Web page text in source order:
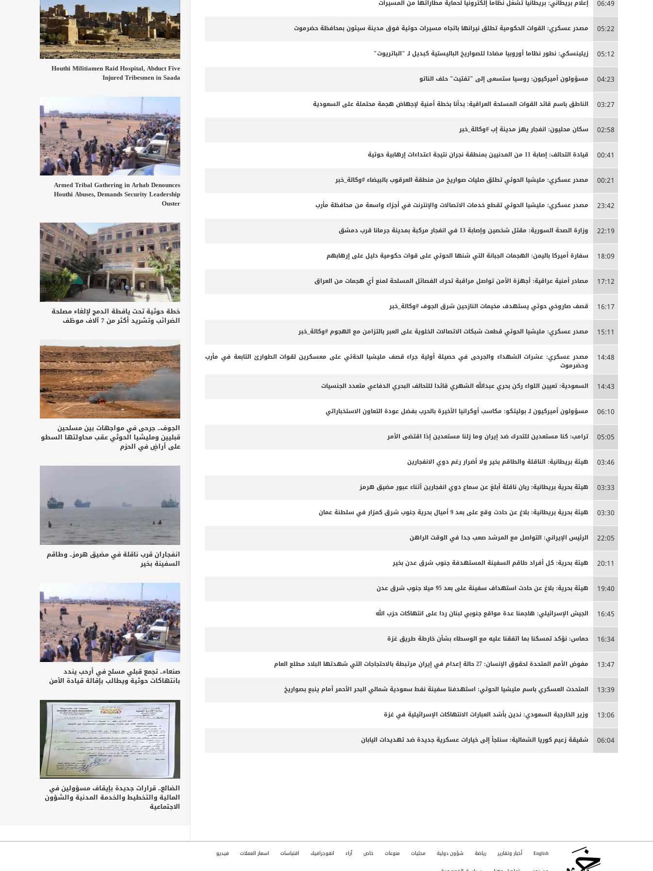
06:49 إعلام بريطاني: بريطانيا تشغل نظاما إلكترونيا لحماية مطاراتها من المسيرات
05:22 مصدر عسكري: القوات الحكومية تطلق نيرانها باتجاه مسيرات حوثية فوق مدينة سيئون بمحافظة حضرموت
05:12 زيلينسكي: نطور نظاما أوروبيا مضادا للصواريخ الباليستية كبديل لـ "الباتريوت"
04:23 مسؤولون أميركيون: روسيا ستسعى إلى "تفتيت" حلف الناتو
03:27 الناطق باسم قائد القوات المسلحة العراقية: بدأنا بخطة أمنية لإجهاض هجمة محتملة على السعودية
02:58 سكان محليون: انفجار يهز مدينة إب #وكالة_خبر
00:41 قيادة التحالف: إصابة 11 من المدنيين بمنطقة نجران نتيجة اعتداءات إرهابية حوثية
00:21 مصدر عسكري: مليشيا الحوثي تطلق صليات صواريخ من منطقة العرقوب بالبيضاء #وكالة_خبر
23:42 مصدر عسكري: مليشيا الحوثي تقطع خدمات الاتصالات والإنترنت في أجزاء واسعة من محافظة مأرب
22:19 وزارة الصحة السورية: مقتل شخصين وإصابة 13 في انفجار مركبة بمدينة جرمانا قرب دمشق
18:09 سفارة أميركا باليمن: الهجمات الجبانة التي شنها الحوثي على قوات حكومية دليل على إرهابهم
17:12 مصادر أمنية عراقية: أجهزة الأمن تواصل مراقبة تحرك الفصائل المسلحة لمنع أي هجمات من العراق
16:17 قصف صاروخي حوثي يستهدف مخيمات النازحين شرق الجوف #وكالة_خبر
15:11 مصدر عسكري: مليشيا الحوثي قطعت شبكات الاتصالات الخلوية على العبر بالتزامن مع الهجوم #وكالة_خبر
14:48
مصدر عسكري: عشرات الشهداء والجرحى ‏في حصيلة أولية جراء قصف مليشيا الحةثي على معسكرين لقوات الطوارئ التابعة في مأرب
وحضرموت
14:43 السعودية: تعيين اللواء ركن بحري عبدالله الشهري قائدا للتحالف البحري الدفاعي متعدد الجنسيات
06:10 مسؤولون أميركيون لـ بوليتكو: مكاسب أوكرانيا الأخيرة بالحرب بفضل عودة التعاون الاستخباراتي
05:05 ترامب: كنا مستعدين للتحرك ضد إيران وما زلنا مستعدين إذا اقتضى الأمر
03:46 هيئة بريطانية: الناقلة والطاقم بخير ولا أضرار رغم دوي الانفجارين
03:33 هيئة بحرية بريطانية: ربان ناقلة أبلغ عن سماع دوي انفجارين أثناء عبور مضيق هرمز
03:30 هيئة بحرية بريطانية: بلاغ عن حادث وقع على بعد 9 أميال بحرية جنوب شرق كمزار في سلطنة عمان
22:05 الرئيس الإيراني: التواصل مع المرشد صعب جدا في الوقت الراهن
20:11 هيئة بحرية: كل أفراد طاقم السفينة المستهدفة جنوب شرق عدن بخير
19:40 هيئة بحرية: بلاغ عن حادث استهداف سفينة على بعد 95 ميلا جنوب شرق عدن
16:45 الجيش الإسرائيلي: هاجمنا عدة مواقع جنوبي لبنان ردا على انتهاكات حزب الله
16:34 حماس: نؤكد تمسكنا بما اتفقنا عليه مع الوسطاء بشأن خارطة طريق غزة
13:47 مفوض الأمم المتحدة لحقوق الإنسان: 27 حالة إعدام في إيران مرتبطة بالاحتجاجات التي شهدتها البلاد مطلع العام
13:39 المتحدث العسكري باسم مليشيا الحوثي: استهدفنا سفينة نفط سعودية شمالي البحر الأحمر أمام ينبع بصواريخ
13:06 وزير الخارجية السعودي: ندين بأشد العبارات الانتهاكات الإسرائيلية في غزة
06:04 شقيقة زعيم كوريا الشمالية: سنلجأ إلى خيارات عسكرية جديدة ضد تهديدات اليابان
Houthi Militiamen Raid Hospital, Abduct Five
Injured Tribesmen in Saada
Armed Tribal Gathering in Arhab Denounces
Houthi Abuses, Demands Security Leadership
Ouster
خطة حوثية تحت يافطة الدمج لإلغاء مصلحة
الضرائب وتشريد أكثر من 7 آلاف موظف
الجوف.. جرحى في مواجهات بين مسلحين
قبليين ومليشيا الحوثي عقب محاولتها السطو
على أراضٍ في الحزم
انفجاران قرب ناقلة في مضيق هرمز.. وطاقم
السفينة بخير
صنعاء.. تجمع قبلي مسلح في أرحب يندد
بانتهاكات حوثية ويطالب بإقالة قيادة الأمن
الضالع.. قرارات جديدة بإيقاف مسؤولين في
المالية والتخطيط والخدمة المدنية والشؤون
الاجتماعية
English أخبار وتقارير رياضة شؤون دولية محليات منوعات خاص آراء انفوجرافيك اقتباسات اسعار العملات فيديو